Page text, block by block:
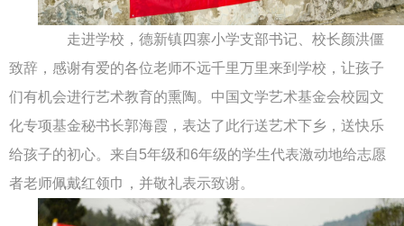
走进学校，德新镇四寨小学支部书记、校长颜洪僵
致辞，感谢有爱的各位老师不远千里万里来到学校，让孩子
们有机会进行艺术教育的熏陶。中国文学艺术基金会校园文
化专项基金秘书长郭海霞，表达了此行送艺术下乡，送快乐
给孩子的初心。来自5年级和6年级的学生代表激动地给志愿
者老师佩戴红领巾，并敬礼表示致谢。